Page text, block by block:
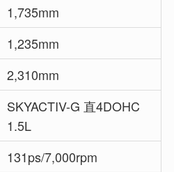
1,735mm
1,235mm
2,310mm
SKYACTIV-G 直4DOHC
1.5L
131ps/7,000rpm